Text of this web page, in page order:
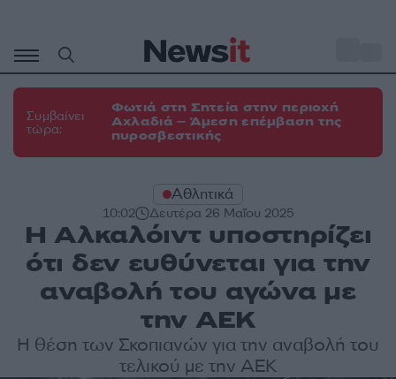
περιεχόμενο
Συμβαίνει
τώρα:
Φωτιά στη Σητεία στην περιοχή
Αχλαδιά – Άμεση επέμβαση της
πυροσβεστικής
Αθλητικά
10:02 Δευτέρα 26 Μαΐου 2025
Η Αλκαλόιντ υποστηρίζει
ότι δεν ευθύνεται για την
αναβολή του αγώνα με
την ΑΕΚ
Η θέση των Σκοπιανών για την αναβολή του
τελικού με την ΑΕΚ